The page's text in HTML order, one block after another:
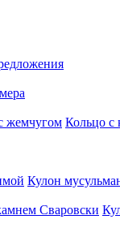
жемчугом Кольцо с
Кулон
Сваровски